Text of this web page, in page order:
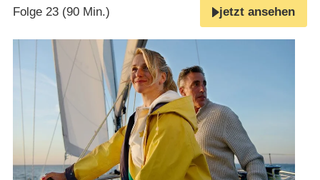
Folge 23 (90 Min.) jetzt ansehen